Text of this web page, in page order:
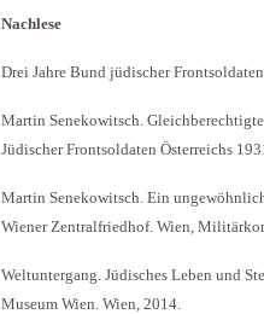
Nachlese
Drei Jahre Bund jüdischer
Martin Senekowitsch.
Jüdischer Frontsoldaten Österreichs
Martin Senekowitsch. Ein
Wiener Zentralfriedhof. Wien,
Weltuntergang. Jüdisches Leben und
Museum Wien. Wien, 2014.